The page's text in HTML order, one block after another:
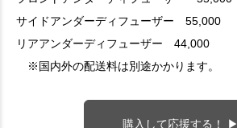
サイドアンダーディフューザー 55,000
リアアンダーディフューザー 44,000
※国内外の配送料は別途かかります。
購入して応援する！ ▶